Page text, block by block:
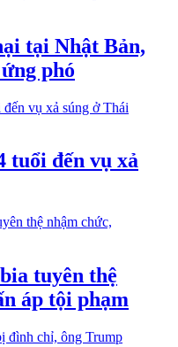
tại Nhật Bản,
phó
tuổi đến vụ xả
tuyên thệ
áp tội phạm